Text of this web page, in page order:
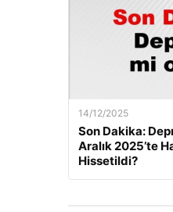
14/12/2025
Son Dakika:
Aralık 2025’te
Hissetildi?